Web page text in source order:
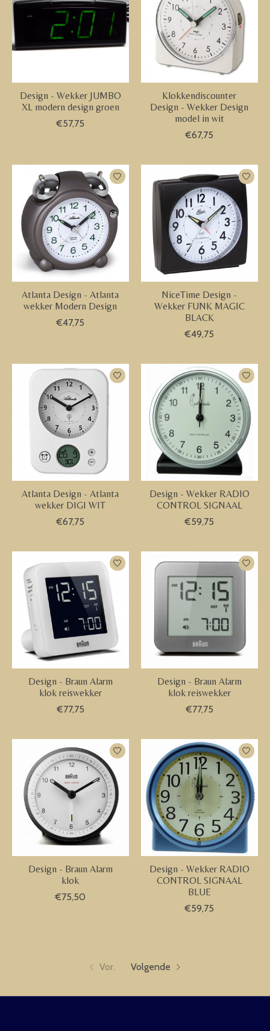
Design - Wekker JUMBO
XL modern design groen
€57,75
Klokkendiscounter
Design - Wekker Design
model in wit
€67,75
Atlanta Design - Atlanta
wekker Modern Design
€47,75
NiceTime Design -
Wekker FUNK MAGIC
BLACK
€49,75
Atlanta Design - Atlanta
wekker DIGI WIT
€67,75
Design - Wekker RADIO
CONTROL SIGNAAL
€59,75
Design - Braun Alarm
klok reiswekker
€77,75
Design - Braun Alarm
klok reiswekker
€77,75
Design - Braun Alarm
klok
€75,50
Design - Wekker RADIO
CONTROL SIGNAAL
BLUE
€59,75
Vor. Volgende